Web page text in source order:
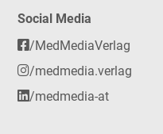
Social Media
/MedMediaVerlag
/medmedia.verlag
/medmedia-at